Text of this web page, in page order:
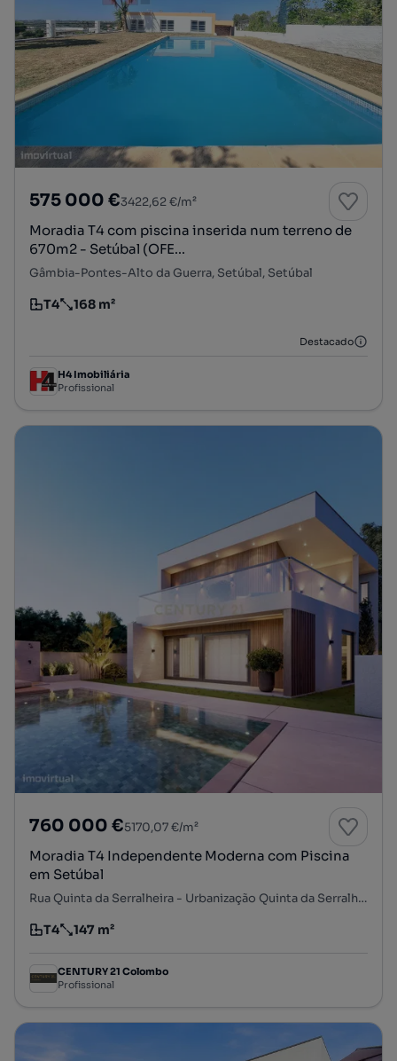
575 000 €3422,62 €/m²
Moradia T4 com piscina inserida num terreno de
670m2 - Setúbal (OFE...
Gâmbia-Pontes-Alto da Guerra, Setúbal, Setúbal
Tipologia
T4
Preço por metro quadrado
168 m²
Destacado
H4 Imobiliária
Profissional
760 000 €5170,07 €/m²
Moradia T4 Independente Moderna com Piscina
em Setúbal
Rua Quinta da Serralheira - Urbanização Quinta da Serralheira, Gâmbia-Pontes-Alto da Guerra, Setúbal, Setúbal
Tipologia
T4
Preço por metro quadrado
147 m²
CENTURY 21 Colombo
Profissional